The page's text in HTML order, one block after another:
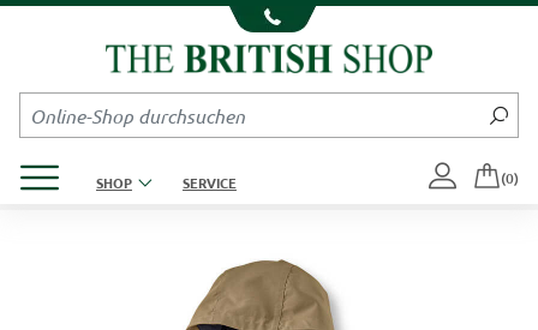
Kompletten Head der Seite überspringen
SHOP SERVICE (0)